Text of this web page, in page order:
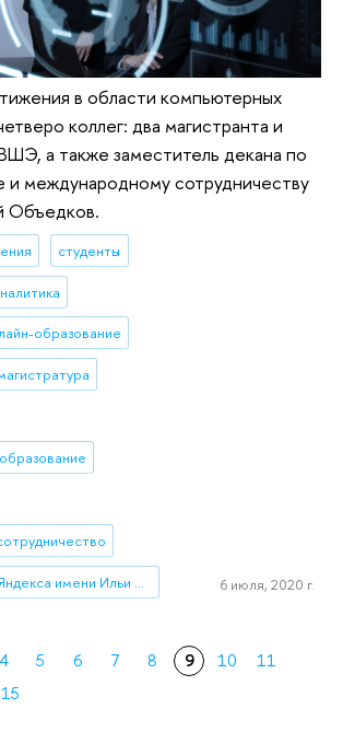
в области компьютерных
коллег: два магистранта и
а также заместитель декана по
и международному сотрудничеству
Объедков.
студенты
образование
Научная премия Яндекса имени Ильи Сегаловича 6 июля, 2020 г.
4 5 6 7 8 9 10
11
15